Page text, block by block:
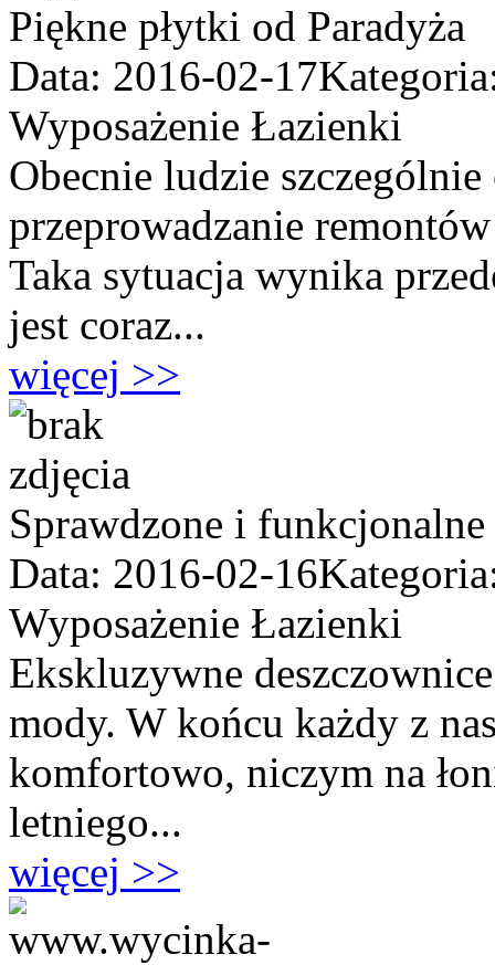
Piękne płytki od Paradyża
Data: 2016-02-17
Wyposażenie Łazienki
Obecnie ludzie
przeprowadzanie
Taka sytuacja wynika
jest coraz...
więcej >>
Sprawdzone i funkcjonalne
Data: 2016-02-16
Wyposażenie Łazienki
Ekskluzywne
mody. W końcu każdy z
komfortowo, niczym na
letniego...
więcej >>